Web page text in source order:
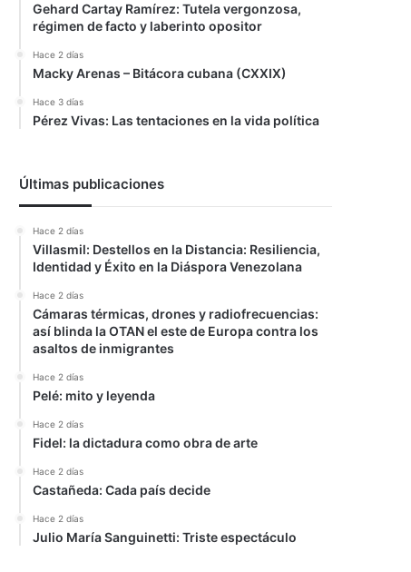
Gehard Cartay Ramírez: Tutela vergonzosa,
régimen de facto y laberinto opositor
Hace 2 días
Macky Arenas – Bitácora cubana (CXXIX)
Hace 3 días
Pérez Vivas: Las tentaciones en la vida política
Últimas publicaciones
Hace 2 días
Villasmil: Destellos en la Distancia: Resiliencia,
Identidad y Éxito en la Diáspora Venezolana
Hace 2 días
Cámaras térmicas, drones y radiofrecuencias:
así blinda la OTAN el este de Europa contra los
asaltos de inmigrantes
Hace 2 días
Pelé: mito y leyenda
Hace 2 días
Fidel: la dictadura como obra de arte
Hace 2 días
Castañeda: Cada país decide
Hace 2 días
Julio María Sanguinetti: Triste espectáculo